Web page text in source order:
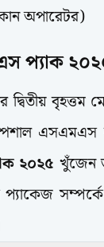
অপারেটর)
প্যাক
দ্বিতীয়
২০২৫ খুঁজেন